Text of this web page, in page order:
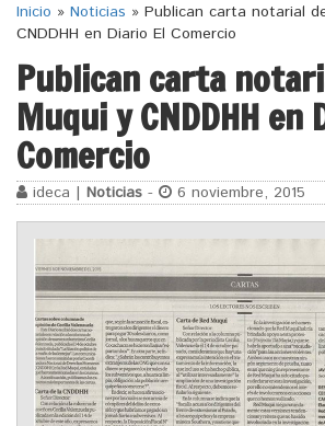
Inicio » Noticias » Publican carta notarial
CNDDHH en Diario El Comercio
Publican carta
Muqui y CNDDHH en
Comercio
ideca | Noticias - 6 noviembre, 2015